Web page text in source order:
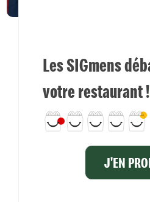
Les SIGmens
votre restaurant !
J'EN